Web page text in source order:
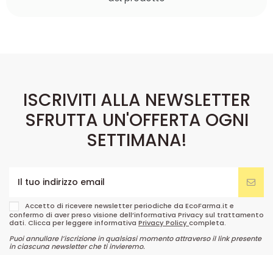
ISCRIVITI ALLA NEWSLETTER
SFRUTTA UN'OFFERTA OGNI
SETTIMANA!
Accetto di ricevere newsletter periodiche da EcoFarma.it e
confermo di aver preso visione dell’informativa Privacy sul trattamento
dati. Clicca per leggere informativa Privacy Policycompleta.
Puoi annullare l’iscrizione in qualsiasi momento attraverso il link presente
in ciascuna newsletter che ti invieremo.